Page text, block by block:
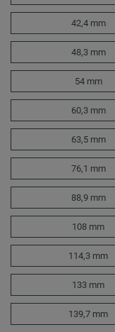
42,4 mm
48,3 mm
54 mm
60,3 mm
63,5 mm
76,1 mm
88,9 mm
108 mm
114,3 mm
133 mm
139,7 mm